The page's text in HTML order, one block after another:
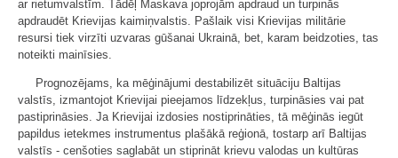
ar rietumvalstīm. Tādēļ Maskava joprojām apdraud un turpinās
apdraudēt Krievijas kaimiņvalstis. Pašlaik visi Krievijas militārie
resursi tiek virzīti uzvaras gūšanai Ukrainā, bet, karam beidzoties, tas
noteikti mainīsies.
Prognozējams, ka mēģinājumi destabilizēt situāciju Baltijas
valstīs, izmantojot Krievijai pieejamos līdzekļus, turpināsies vai pat
pastiprināsies. Ja Krievijai izdosies nostiprināties, tā mēģinās iegūt
papildus ietekmes instrumentus plašākā reģionā, tostarp arī Baltijas
valstīs - cenšoties saglabāt un stiprināt krievu valodas un kultūras